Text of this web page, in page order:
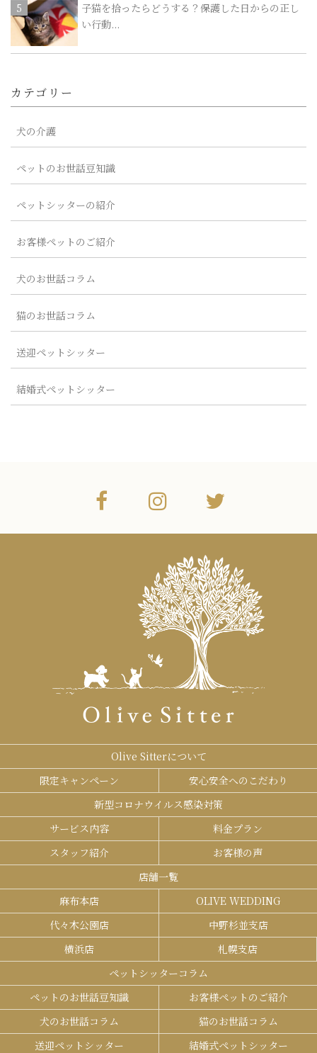
子猫を拾ったらどうする？保護した日からの正し
い行動...
カテゴリー
犬の介護
ペットのお世話豆知識
ペットシッターの紹介
お客様ペットのご紹介
犬のお世話コラム
猫のお世話コラム
送迎ペットシッター
結婚式ペットシッター
Olive Sitterについて
限定キャンペーン
安心安全へのこだわり
新型コロナウイルス感染対策
サービス内容
料金プラン
スタッフ紹介
お客様の声
店舗一覧
麻布本店
OLIVE WEDDING
代々木公園店
中野杉並支店
横浜店
札幌支店
ペットシッターコラム
ペットのお世話豆知識
お客様ペットのご紹介
犬のお世話コラム
猫のお世話コラム
送迎ペットシッター
結婚式ペットシッター